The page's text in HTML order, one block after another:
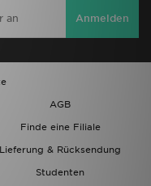
Anmelden
AGB
Finde eine Filiale
Lieferung & Rücksendung
Studenten